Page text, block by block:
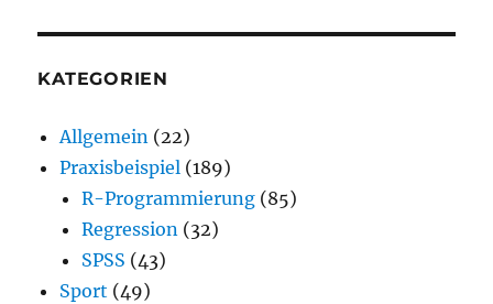
KATEGORIEN
Allgemein (22)
Praxisbeispiel (189)
R-Programmierung (85)
Regression (32)
SPSS (43)
Sport (49)